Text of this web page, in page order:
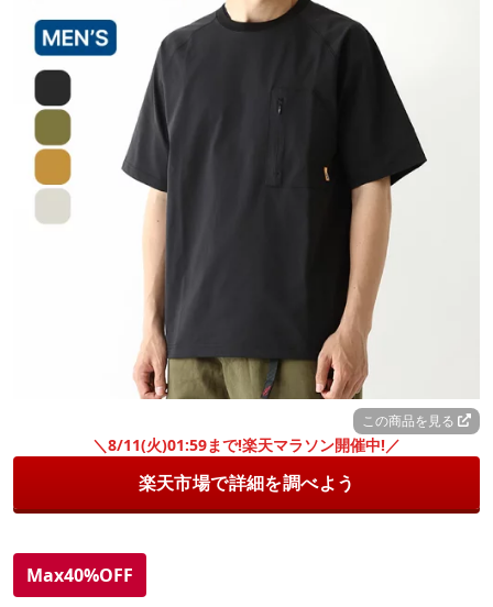
この商品を見る
＼8/11(火)01:59まで!楽天マラソン開催中!／
楽天市場で詳細を調べよう
Max40%OFF